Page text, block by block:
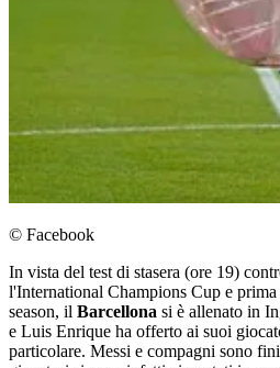
© Facebook
In vista del test di stasera (ore 19)
l'International Champions Cup e
season, il Barcellona si è allenato in
e Luis Enrique ha offerto ai suoi
particolare. Messi e compagni sono